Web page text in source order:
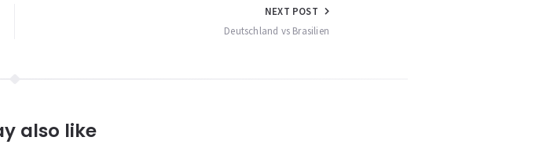
NEXT POST
Deutschland vs Brasilien
also like